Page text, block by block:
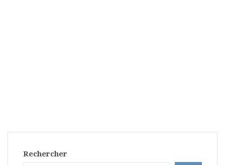
Rechercher